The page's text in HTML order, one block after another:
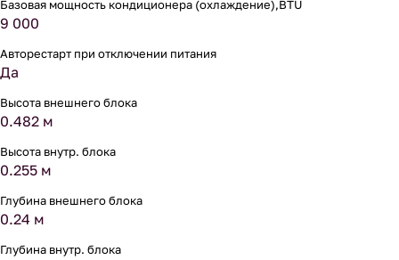
Базовая мощность кондиционера (охлаждение),BTU
9 000
Авторестарт при отключении питания
Да
Высота внешнего блока
0.482 м
Высота внутр. блока
0.255 м
Глубина внешнего блока
0.24 м
Глубина внутр. блока